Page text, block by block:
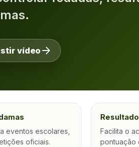
vídeo
eventos escolares,
oficiais.
Facilita o
pontuação